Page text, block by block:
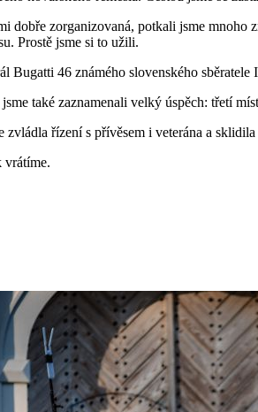
dobře zorganizovaná, potkali jsme mnoho
Prostě jsme si to užili.
Bugatti 46 známého slovenského
také zaznamenali velký úspěch: třetí
zvládla řízení s přívěsem i veterána a
vrátíme.